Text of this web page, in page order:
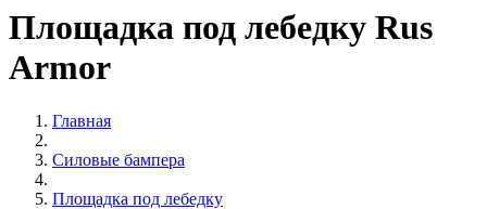
Площадка под лебедку Rus
Armor
Главная
Силовые бампера
Площадка под лебедку